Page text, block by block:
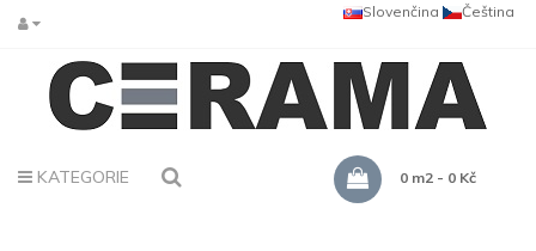
Čeština
Slovenčina
KATEGORIE 0 m2 - 0 Kč